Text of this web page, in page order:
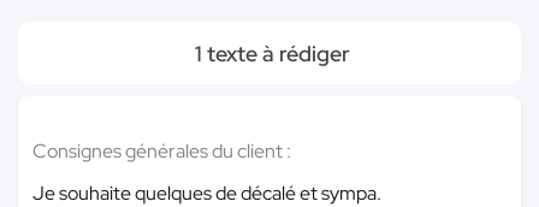
1 texte à rédiger
Consignes générales du client :
Je souhaite quelques de décalé et sympa.